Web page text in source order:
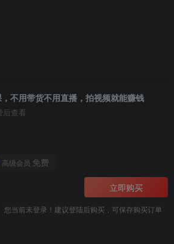
不用带货不用直播，拍视频就能赚钱
后查看
高级会员 免费
立即购买
您当前未登录！建议登陆后购买，可保存购买订单